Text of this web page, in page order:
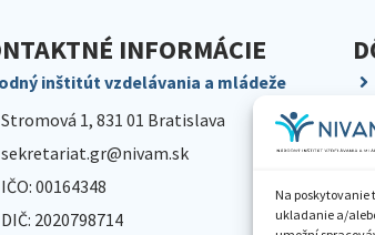
Na poskytovanie
ukladanie a/
INFORMÁCIE
inštitút vzdelávania a mládeže
Stromová 1, 831 01 Bratislava
sekretariat.gr@nivam.sk
IČO: 00164348
DIČ: 2020798714